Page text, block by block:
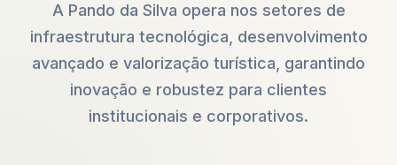
A Pando da Silva opera nos setores de
infraestrutura tecnológica, desenvolvimento
avançado e valorização turística, garantindo
inovação e robustez para clientes
institucionais e corporativos.